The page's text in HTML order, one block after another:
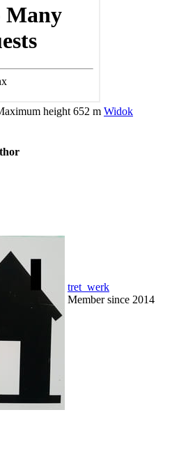
height 652 m Widok
tret_werk
Member since 2014